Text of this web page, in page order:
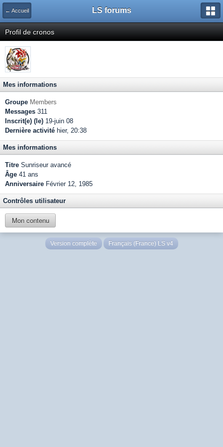
← Accueil LS forums
Profil de cronos
Mes informations
Groupe Members
Messages 311
Inscrit(e) (le) 19-juin 08
Dernière activité hier, 20:38
Mes informations
Titre Sunriseur avancé
Âge 41 ans
Anniversaire Février 12, 1985
Contrôles utilisateur
Mon contenu
Version complète Français (France) LS v4